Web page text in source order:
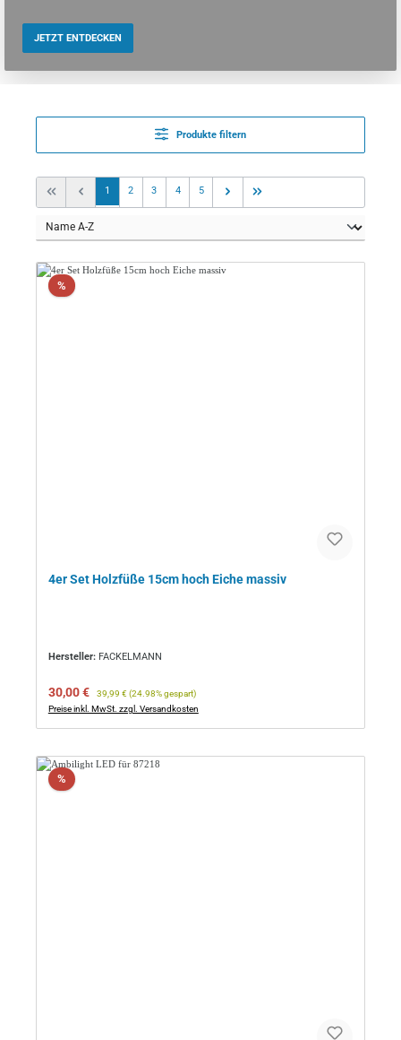
JETZT ENTDECKEN
Produkte filtern
Seite
1 Seite
2 Seite
3 Seite
4 Seite
5
%Rabatt
4er Set Holzfüße 15cm hoch Eiche massiv
Hersteller: FACKELMANN
Verkaufspreis:
30,00 € Regulärer Preis:
39,99 € (24.98% gespart)
Preise inkl. MwSt. zzgl. Versandkosten
%Rabatt